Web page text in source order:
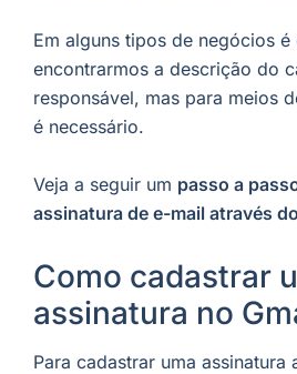
Em alguns tipos de negócios é
encontrarmos a descrição do
responsável, mas para meios
é necessário.
Veja a seguir um passo a
assinatura de e-mail através
Como cadastrar
assinatura no
Para cadastrar uma assinatura